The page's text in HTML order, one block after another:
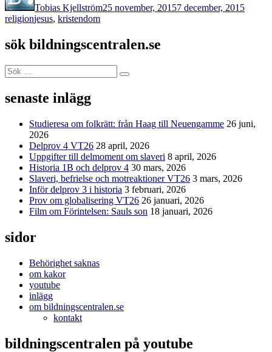
Tobias Kjellström25 november, 20157 december, 2015
religionEtiketter
jesus, kristendom
sök bildningscentralen.se
Sök
efter:
Sök
senaste inlägg
Studieresa om folkrätt: från Haag till Neuengamme 26 juni,
2026
Delprov 4 VT26 28 april, 2026
Uppgifter till delmoment om slaveri 8 april, 2026
Historia 1B och delprov 4 30 mars, 2026
Slaveri, befrielse och motreaktioner VT26 3 mars, 2026
Inför delprov 3 i historia 3 februari, 2026
Prov om globalisering VT26 26 januari, 2026
Film om Förintelsen: Sauls son 18 januari, 2026
sidor
Behörighet saknas
om kakor
youtube
inlägg
om bildningscentralen.se
kontakt
bildningscentralen på youtube